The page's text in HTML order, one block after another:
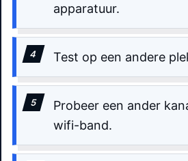
apparatuur.
Test op een andere
Probeer een ander
wifi-band.